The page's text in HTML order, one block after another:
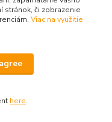
stránok, či zobrazenie
Viac na využitie
here.